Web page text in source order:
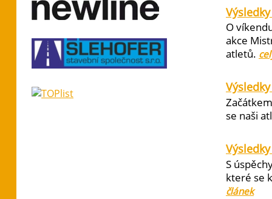
O
akce
atletů.
se naši
S
které se
článek